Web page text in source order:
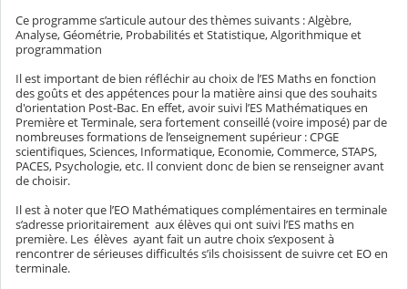
Ce programme s’articule autour des thèmes suivants : Algèbre,
Analyse, Géométrie, Probabilités et Statistique, Algorithmique et
programmation
Il est important de bien réfléchir au choix de l’ES Maths en fonction
des goûts et des appétences pour la matière ainsi que des souhaits
d'orientation Post-Bac. En effet, avoir suivi l’ES Mathématiques en
Première et Terminale, sera fortement conseillé (voire imposé) par de
nombreuses formations de l’enseignement supérieur : CPGE
scientifiques, Sciences, Informatique, Economie, Commerce, STAPS,
PACES, Psychologie, etc. Il convient donc de bien se renseigner avant
de choisir.
Il est à noter que l’EO Mathématiques complémentaires en terminale
s’adresse prioritairement aux élèves qui ont suivi l’ES maths en
première. Les élèves ayant fait un autre choix s’exposent à
rencontrer de sérieuses difficultés s’ils choisissent de suivre cet EO en
terminale.